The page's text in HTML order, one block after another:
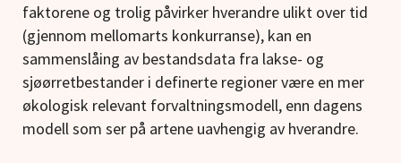
faktorene og trolig påvirker hverandre ulikt over tid
(gjennom mellomarts konkurranse), kan en
sammenslåing av bestandsdata fra lakse- og
sjøørretbestander i definerte regioner være en mer
økologisk relevant forvaltningsmodell, enn dagens
modell som ser på artene uavhengig av hverandre.